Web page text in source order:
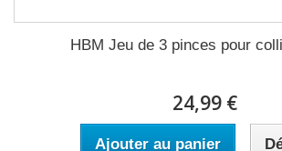
HBM Jeu de 3 pinces pour
24,99 €
Ajouter au panier